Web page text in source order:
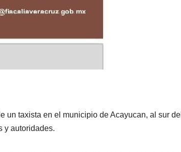
un taxista en el municipio de Acayucan, al sur del
y autoridades.